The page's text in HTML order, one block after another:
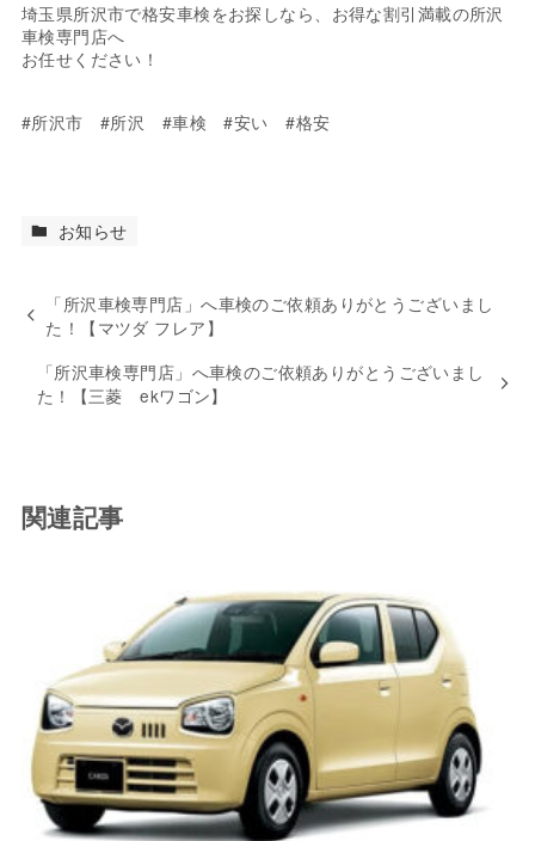
埼玉県所沢市で格安車検をお探しなら、お得な割引満載の所沢
車検専門店へ
お任せください！
#所沢市 #所沢 #車検 #安い #格安
お知らせ
「所沢車検専門店」へ車検のご依頼ありがとうございまし
た！【マツダ フレア】
「所沢車検専門店」へ車検のご依頼ありがとうございまし
た！【三菱 ekワゴン】
関連記事